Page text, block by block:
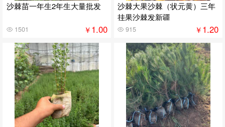
沙棘苗一年生2年生大量批发
1501 ￥1.00
沙棘大果沙棘（状元黄）三年
挂果沙棘发新疆
915 ￥1.20